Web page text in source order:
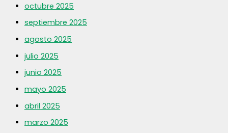
octubre 2025
septiembre 2025
agosto 2025
julio 2025
junio 2025
mayo 2025
abril 2025
marzo 2025